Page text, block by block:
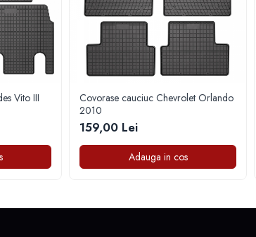
Vito III
Covorase cauciuc Chevrolet Orlando
2010
159,00 Lei
Adauga in cos